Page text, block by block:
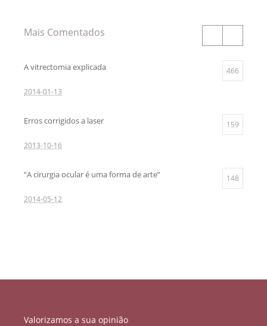
Mais Comentados
A vitrectomia explicada 466
2014-01-13
Erros corrigidos a laser 159
2013-10-16
“A cirurgia ocular é uma forma de arte” 148
2014-05-12
Valorizamos a sua opinião